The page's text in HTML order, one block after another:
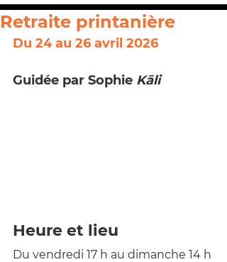
Retraite printanière
Du 24 au 26 avril 2026
Guidée par Sophie Kāli
Heure et lieu
Du vendredi 17 h au dimanche 14 h